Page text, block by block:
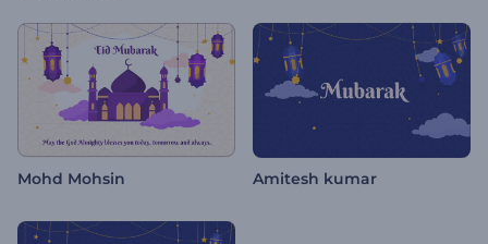
Mohd Mohsin Amitesh kumar